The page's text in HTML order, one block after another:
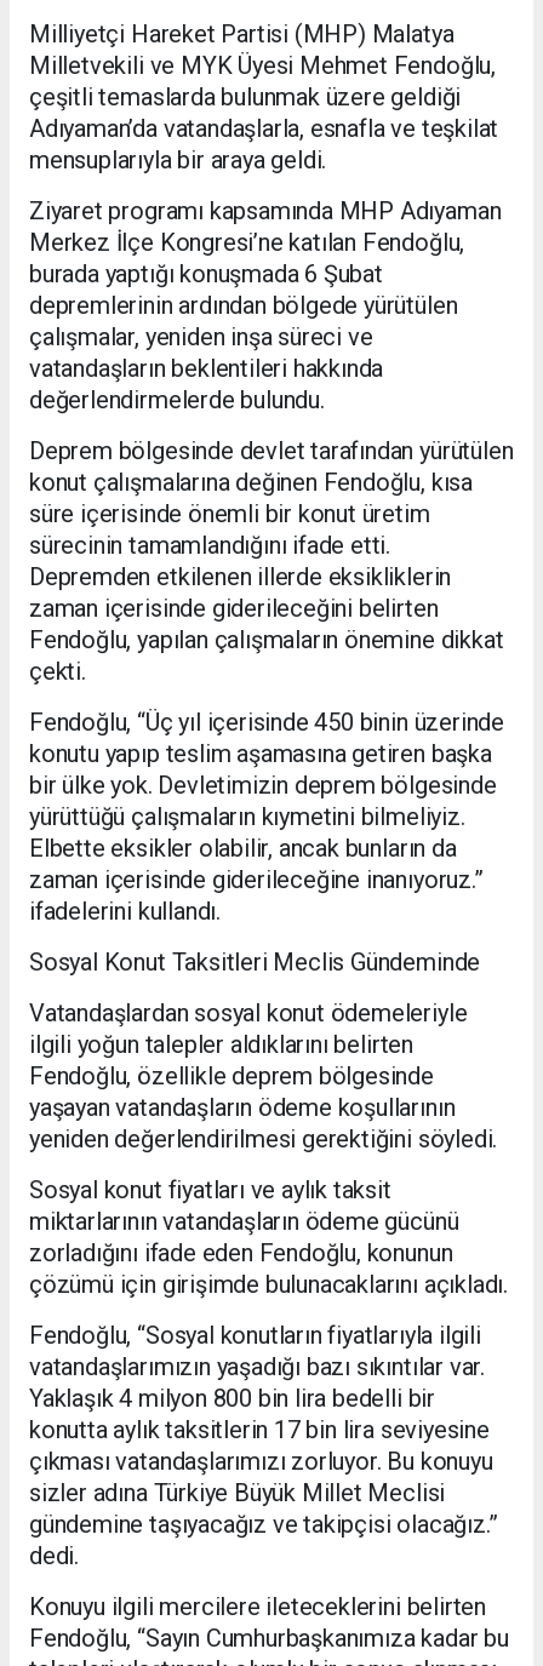
Milliyetçi Hareket Partisi (MHP) Malatya
Milletvekili ve MYK Üyesi Mehmet Fendoğlu,
çeşitli temaslarda bulunmak üzere geldiği
Adıyaman’da vatandaşlarla, esnafla ve teşkilat
mensuplarıyla bir araya geldi.
Ziyaret programı kapsamında MHP Adıyaman
Merkez İlçe Kongresi’ne katılan Fendoğlu,
burada yaptığı konuşmada 6 Şubat
depremlerinin ardından bölgede yürütülen
çalışmalar, yeniden inşa süreci ve
vatandaşların beklentileri hakkında
değerlendirmelerde bulundu.
Deprem bölgesinde devlet tarafından yürütülen
konut çalışmalarına değinen Fendoğlu, kısa
süre içerisinde önemli bir konut üretim
sürecinin tamamlandığını ifade etti.
Depremden etkilenen illerde eksikliklerin
zaman içerisinde giderileceğini belirten
Fendoğlu, yapılan çalışmaların önemine dikkat
çekti.
Fendoğlu, “Üç yıl içerisinde 450 binin üzerinde
konutu yapıp teslim aşamasına getiren başka
bir ülke yok. Devletimizin deprem bölgesinde
yürüttüğü çalışmaların kıymetini bilmeliyiz.
Elbette eksikler olabilir, ancak bunların da
zaman içerisinde giderileceğine inanıyoruz.”
ifadelerini kullandı.
Sosyal Konut Taksitleri Meclis Gündeminde
Vatandaşlardan sosyal konut ödemeleriyle
ilgili yoğun talepler aldıklarını belirten
Fendoğlu, özellikle deprem bölgesinde
yaşayan vatandaşların ödeme koşullarının
yeniden değerlendirilmesi gerektiğini söyledi.
Sosyal konut fiyatları ve aylık taksit
miktarlarının vatandaşların ödeme gücünü
zorladığını ifade eden Fendoğlu, konunun
çözümü için girişimde bulunacaklarını açıkladı.
Fendoğlu, “Sosyal konutların fiyatlarıyla ilgili
vatandaşlarımızın yaşadığı bazı sıkıntılar var.
Yaklaşık 4 milyon 800 bin lira bedelli bir
konutta aylık taksitlerin 17 bin lira seviyesine
çıkması vatandaşlarımızı zorluyor. Bu konuyu
sizler adına Türkiye Büyük Millet Meclisi
gündemine taşıyacağız ve takipçisi olacağız.”
dedi.
Konuyu ilgili mercilere ileteceklerini belirten
Fendoğlu, “Sayın Cumhurbaşkanımıza kadar bu